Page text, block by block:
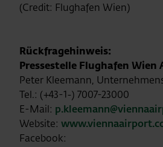
(Credit: Flughafen Wien)
Rückfragehinweis:
Pressestelle Flughafen Wien
Peter Kleemann,
Tel.: (+43-1-) 7007-23000
E-Mail:
Website:
Facebook: